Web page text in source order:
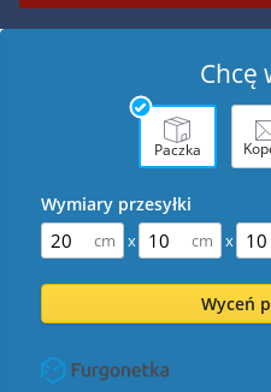
Chcę
Paczka
Wymiary przesyłki
x x
Wyceń